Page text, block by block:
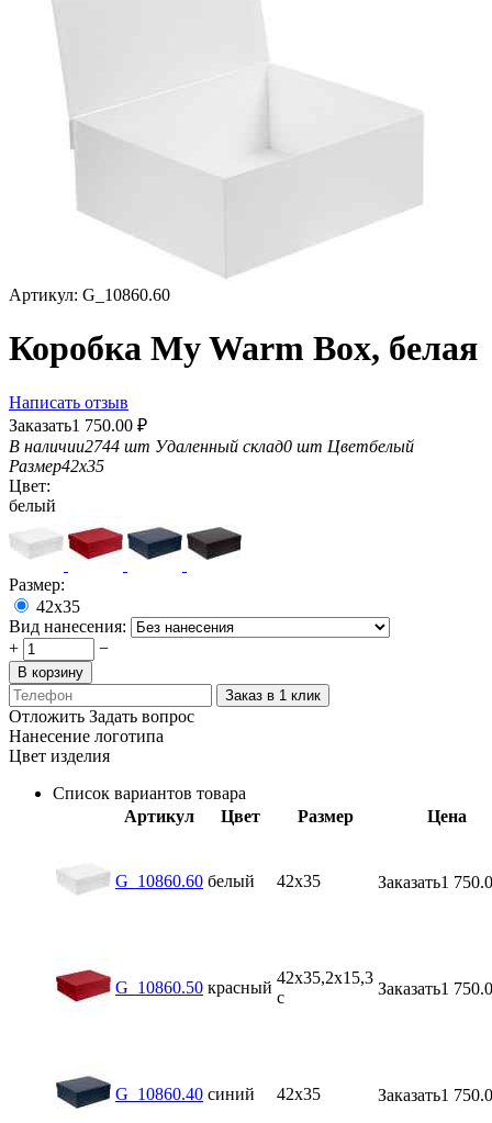
Артикул: G_10860.60
Коробка My Warm Box, белая
Написать отзыв
Заказать1 750.00 ₽
В наличии2744 шт Удаленный склад0 шт Цветбелый
Размер42х35
Цвет:
белый
Размер:
42х35
Вид нанесения:
+
−
В корзину
Заказ в 1 клик
Отложить Задать вопрос
Нанесение логотипа
Цвет изделия
Список вариантов товара
Артикул
Цвет Размер Цена
G_10860.60 белый 42х35 Заказать1
G_10860.50 красный
42х35,2х15,3
с
Заказать1
G_10860.40 синий 42х35 Заказать1